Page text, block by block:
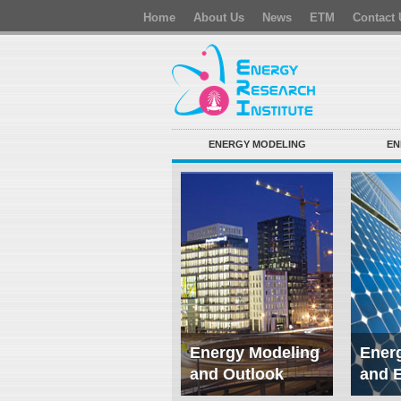
Home About Us News ETM Contact
ENERGY MODELING
Energy Modeling
and Outlook
and